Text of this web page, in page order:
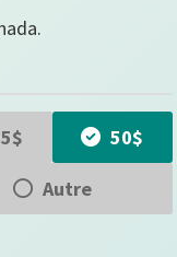
50$
Autre